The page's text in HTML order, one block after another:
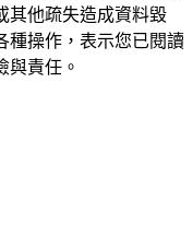
其他疏失造成資料毀
種操作，表示您已閱讀
與責任。